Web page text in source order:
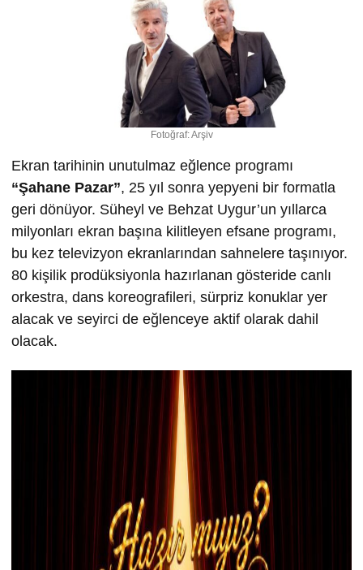
Fotoğraf: Arşiv
Ekran tarihinin unutulmaz eğlence programı
“Şahane Pazar”, 25 yıl sonra yepyeni bir formatla
geri dönüyor. Süheyl ve Behzat Uygur’un yıllarca
milyonları ekran başına kilitleyen efsane programı,
bu kez televizyon ekranlarından sahnelere taşınıyor.
80 kişilik prodüksiyonla hazırlanan gösteride canlı
orkestra, dans koreografileri, sürpriz konuklar yer
alacak ve seyirci de eğlenceye aktif olarak dahil
olacak.